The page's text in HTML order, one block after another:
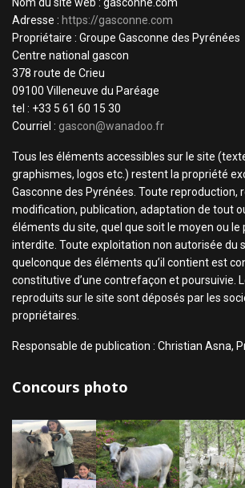
Adresse : https://gasconne.com
Propriétaire : Groupe Gasconne des Pyrénées
Centre national gascon
378 route de Crieu
09100 Villeneuve du Paréage
tel : +33 5 61 60 15 30
Courriel : gascon@wanadoo.fr
Tous les éléments accessibles sur le site
graphismes, logos etc.) restent la propriété
Gasconne des Pyrénées. Toute reproduction,
modification, publication, adaptation de tout
éléments du site, quel que soit le moyen ou le
interdite. Toute exploitation non autorisée du
quelconque des éléments qu’il contient est
constitutive d’une contrefaçon et poursuivie.
reproduits sur le site sont déposés par les
propriétaires.
Responsable de publication : Christian Asna,
Concours photo